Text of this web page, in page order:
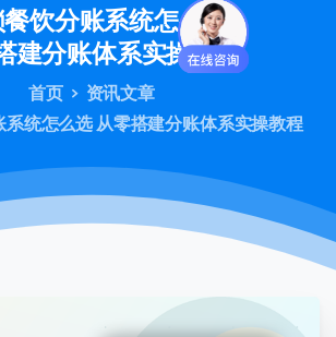
饮分账系统怎么选
建分账体系实操教程
首页
资讯文章
统怎么选 从零搭建分账体系实操教程